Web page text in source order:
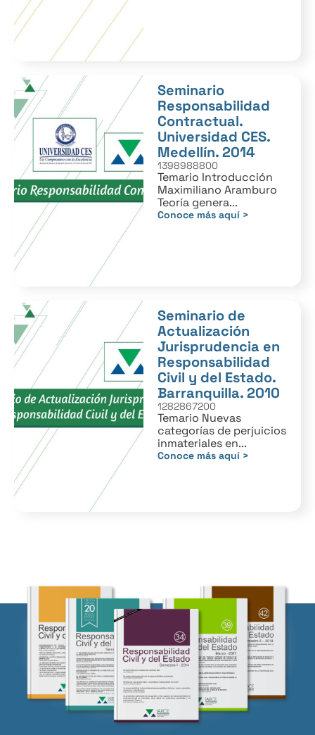
Seminario
Responsabilidad
Contractual.
Universidad CES.
Medellín. 2014
1398988800
Temario Introducción
Maximiliano Aramburo
Teoría genera...
Conoce más aquí >
Seminario de
Actualización
Jurisprudencia en
Responsabilidad
Civil y del Estado.
Barranquilla. 2010
1282867200
Temario Nuevas
categorías de perjuicios
inmateriales en...
Conoce más aquí >